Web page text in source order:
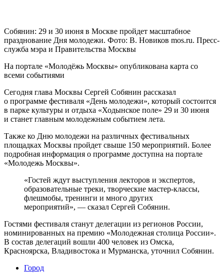
Собянин: 29 и 30 июня в Москве пройдет масштабное
празднование Дня молодежи. Фото: В. Новиков mos.ru. Пресс-
служба мэра и Правительства Москвы
На портале «Молодёжь Москвы» опубликована карта со
всеми событиями
Сегодня глава Москвы Сергей Собянин рассказал
о программе фестиваля «День молодежи», который состоится
в парке культуры и отдыха «Ходынское поле» 29 и 30 июня
и станет главным молодежным событием лета.
Также ко Дню молодежи на различных фестивальных
площадках Москвы пройдет свыше 150 мероприятий. Более
подробная информация о программе доступна на портале
«Молодежь Москвы».
«Гостей ждут выступления лекторов и экспертов,
образовательные треки, творческие мастер-классы,
флешмобы, тренинги и много других
мероприятий», — сказал Сергей Собянин.
Гостями фестиваля станут делегации из регионов России,
номинированных на премию «Молодежная столица России».
В состав делегаций вошли 400 человек из Омска,
Красноярска, Владивостока и Мурманска, уточнил Собянин.
Город